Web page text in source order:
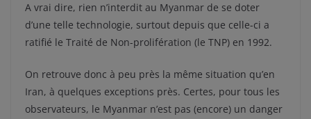
A vrai dire, rien n’interdit au Myanmar de se doter
d’une telle technologie, surtout depuis que celle-ci a
ratifié le Traité de Non-prolifération (le TNP) en 1992.
On retrouve donc à peu près la même situation qu’en
Iran, à quelques exceptions près. Certes, pour tous les
observateurs, le Myanmar n’est pas (encore) un danger